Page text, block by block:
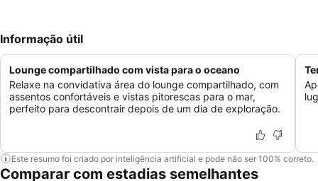
Informação útil
Lounge compartilhado com vista para o oceano
Relaxe na convidativa área do lounge compartilhado, com
assentos confortáveis e vistas pitorescas para o mar,
perfeito para descontrair depois de um dia de exploração.
Este resumo foi criado por inteligência artificial e pode não ser 100% correto.
Comparar com estadias semelhantes